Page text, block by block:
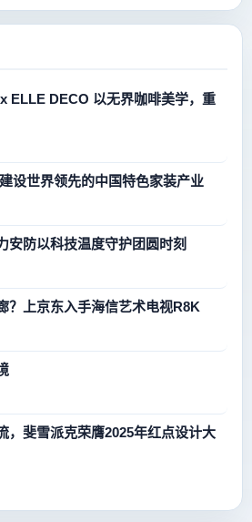
ELLE DECO 以无界咖啡美学，重
坚守初心，夯实根基 建设世界领先的中国特色家装产业
安防以科技温度守护团圆时刻
？上京东入手海信艺术电视R8K
，斐雪派克荣膺2025年红点设计大